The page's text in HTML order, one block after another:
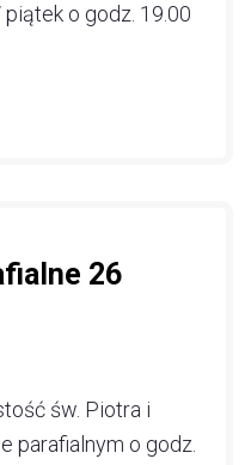
o godz. 19.00
26
św. Piotra i
parafialnym o godz.